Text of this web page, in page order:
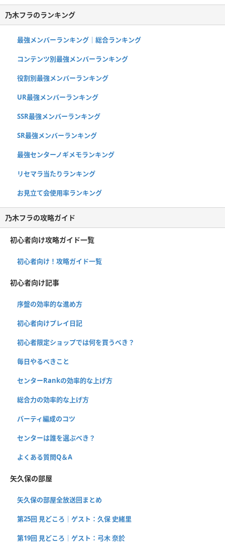
乃木フラのランキング
最強メンバーランキング｜総合ランキング
コンテンツ別最強メンバーランキング
役割別最強メンバーランキング
UR最強メンバーランキング
SSR最強メンバーランキング
SR最強メンバーランキング
最強センターノギメモランキング
リセマラ当たりランキング
お見立て会使用率ランキング
乃木フラの攻略ガイド
初心者向け攻略ガイド一覧
初心者向け！攻略ガイド一覧
初心者向け記事
序盤の効率的な進め方
初心者向けプレイ日記
初心者限定ショップでは何を買うべき？
毎日やるべきこと
センターRankの効率的な上げ方
総合力の効率的な上げ方
パーティ編成のコツ
センターは誰を選ぶべき？
よくある質問Q＆A
矢久保の部屋
矢久保の部屋全放送回まとめ
第25回 見どころ｜ゲスト：久保 史緒里
第19回 見どころ｜ゲスト：弓木 奈於